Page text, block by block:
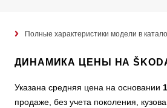
Полные характеристики модели в
ДИНАМИКА ЦЕНЫ НА ŠKODA
Указана средняя цена на основании
продаже, без учета поколения,